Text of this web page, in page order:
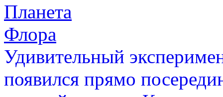
Планета
Флора
Удивительный
появился прямо